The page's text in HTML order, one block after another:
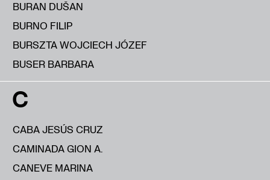
BURAN DUŠAN
BURNO FILIP
BURSZTA WOJCIECH JÓZEF
BUSER BARBARA
C
CABA JESÚS CRUZ
CAMINADA GION A.
CANEVE MARINA